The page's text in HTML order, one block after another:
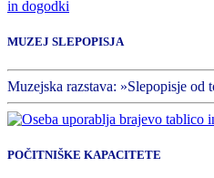
in dogodki
MUZEJ SLEPOPISJA
Muzejska razstava: »Slepopisje od
POČITNIŠKE KAPACITETE